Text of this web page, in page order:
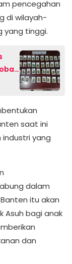
pencegahan
di wilayah-
yang tinggi.
saat ini
industri yang
dalam
itu akan
Asuh bagi anak
dan